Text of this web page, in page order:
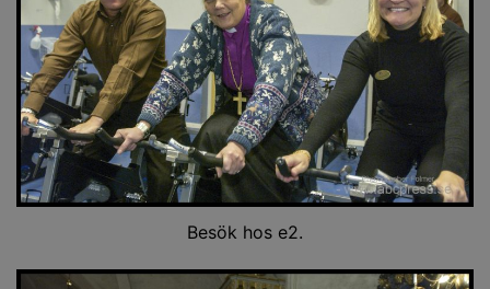
Besök hos e2.